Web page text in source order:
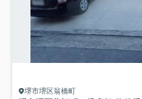
堺市堺区翁橋町